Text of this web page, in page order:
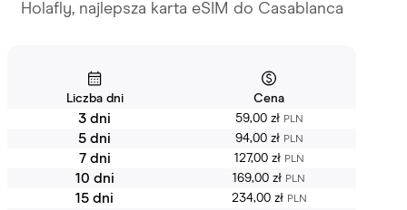
Holafly, najlepsza karta eSIM do Casablanca
Liczba dni Cena
3 dni 59,00 zł PLN
5 dni 94,00 zł PLN
7 dni 127,00 zł PLN
10 dni 169,00 zł PLN
15 dni 234,00 zł PLN